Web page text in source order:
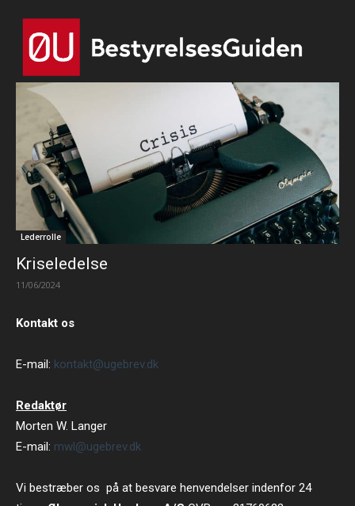
Lederrolle
Kriseledelse
11/06/2024
Kontakt os
E-mail: kontakt@ugebrev.dk
Redaktør
Morten W. Langer
E-mail: mwl@ugebrev.dk
Vi bestræber os på at besvare henvendelser indenfor 24